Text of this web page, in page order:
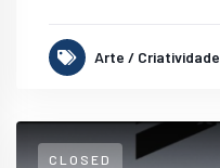
Arte / Criatividade
CLOSED